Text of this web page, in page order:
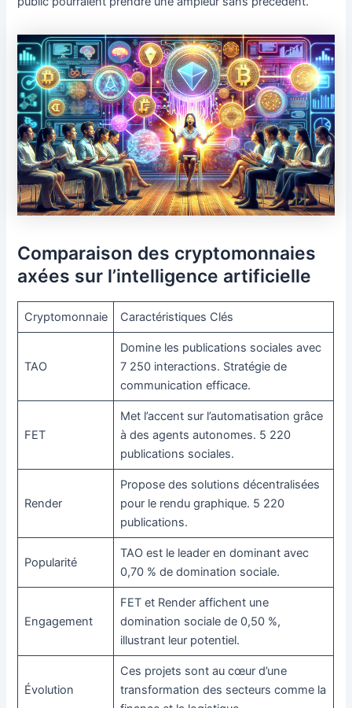
Comparaison des cryptomonnaies
axées sur l’intelligence artificielle
Cryptomonnaie Caractéristiques Clés
TAO
Domine les publications sociales avec
7 250 interactions. Stratégie de
communication efficace.
FET
Met l’accent sur l’automatisation grâce
à des agents autonomes. 5 220
publications sociales.
Render
Propose des solutions décentralisées
pour le rendu graphique. 5 220
publications.
Popularité
TAO est le leader en dominant avec
0,70 % de domination sociale.
Engagement
FET et Render affichent une
domination sociale de 0,50 %,
illustrant leur potentiel.
Évolution
Ces projets sont au cœur d’une
transformation des secteurs comme la